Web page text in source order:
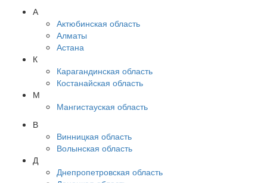
А
Актюбинская область
Алматы
Астана
К
Карагандинская область
Костанайская область
М
Мангистауская область
В
Винницкая область
Волынская область
Д
Днепропетровская область